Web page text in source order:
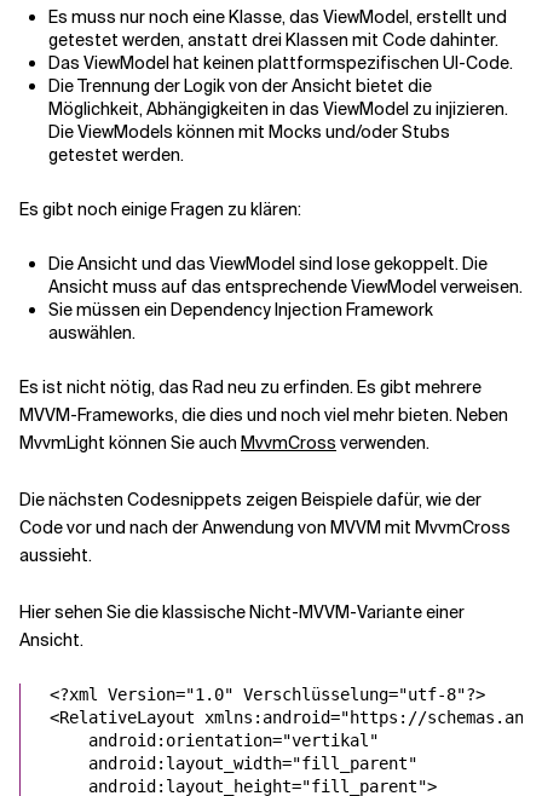
Es muss nur noch eine Klasse, das ViewModel, erstellt und
getestet werden, anstatt drei Klassen mit Code dahinter.
Das ViewModel hat keinen plattformspezifischen UI-Code.
Die Trennung der Logik von der Ansicht bietet die
Möglichkeit, Abhängigkeiten in das ViewModel zu injizieren.
Die ViewModels können mit Mocks und/oder Stubs
getestet werden.
Es gibt noch einige Fragen zu klären:
Die Ansicht und das ViewModel sind lose gekoppelt. Die
Ansicht muss auf das entsprechende ViewModel verweisen.
Sie müssen ein Dependency Injection Framework
auswählen.
Es ist nicht nötig, das Rad neu zu erfinden. Es gibt mehrere
MVVM-Frameworks, die dies und noch viel mehr bieten. Neben
MvvmLight können Sie auch MvvmCross verwenden.
Die nächsten Codesnippets zeigen Beispiele dafür, wie der
Code vor und nach der Anwendung von MVVM mit MvvmCross
aussieht.
Hier sehen Sie die klassische Nicht-MVVM-Variante einer
Ansicht.
<?xml Version="1.0" Verschlüsselung="utf-8"?>
<RelativeLayout xmlns:android="https://
android:orientation="vertikal
android:layout_width="fill_parent
android:layout_height="fill_parent">